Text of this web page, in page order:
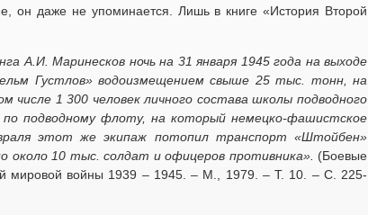
он даже не упоминается. Лишь в книге «История Второй
А.И. Маринесков ночь на 31 января 1945 года на выходе
Густлов» водоизмещением свыше 25 тыс. тонн, на
1 300 человек личного состава школы подводного
подводному флоту, на который немецко-фашистское
этот же экипаж потопил транспорт «Штойбен»
около 10 тыс. солдат и офицеров противника». (Боевые
мировой войны 1939 – 1945. – М., 1979. – Т. 10. – С. 225-